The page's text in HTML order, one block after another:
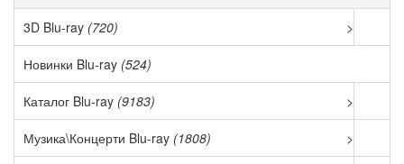
3D Blu-ray (720) >
Новинки Blu-ray (524)
Каталог Blu-ray (9183) >
Музика\Концерти Blu-ray (1808) >